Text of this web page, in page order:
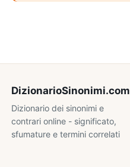
DizionarioSinonimi.com
Dizionario dei sinonimi e
contrari online - significato,
sfumature e termini correlati